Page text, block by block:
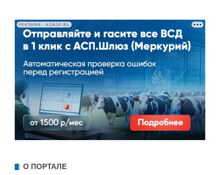
РЕКЛАМА • AOASP.RU
О ПОРТАЛЕ